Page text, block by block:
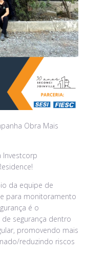
Obra Mais
Investcorp
da equipe de
para monitoramento
é o
segurança dentro
promovendo mais
reduzindo riscos